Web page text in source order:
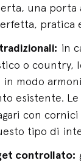
una porta
pratica
in
o country,
modo
esistente. Le
con
tipo di
controllato: